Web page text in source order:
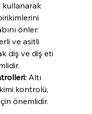
kullanarak
önler.
ve asitli
diş ve diş eti
Altı
kontrolü,
önemlidir.